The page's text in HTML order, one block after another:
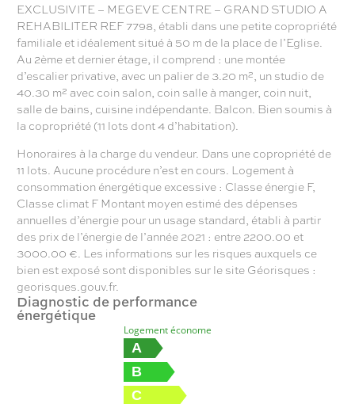
EXCLUSIVITE – MEGEVE CENTRE – GRAND STUDIO A
REHABILITER REF 7798, établi dans une petite copropriété
familiale et idéalement situé à 50 m de la place de l’Eglise.
Au 2ème et dernier étage, il comprend : une montée
d’escalier privative, avec un palier de 3.20 m², un studio de
40.30 m² avec coin salon, coin salle à manger, coin nuit,
salle de bains, cuisine indépendante. Balcon. Bien soumis à
la copropriété (11 lots dont 4 d’habitation).
Honoraires à la charge du vendeur. Dans une copropriété de
11 lots. Aucune procédure n’est en cours. Logement à
consommation énergétique excessive : Classe énergie F,
Classe climat F Montant moyen estimé des dépenses
annuelles d’énergie pour un usage standard, établi à partir
des prix de l’énergie de l’année 2021 : entre 2200.00 et
3000.00 €. Les informations sur les risques auxquels ce
bien est exposé sont disponibles sur le site Géorisques :
georisques.gouv.fr.
Diagnostic de performance
énergétique
Logement économe
A
B
C